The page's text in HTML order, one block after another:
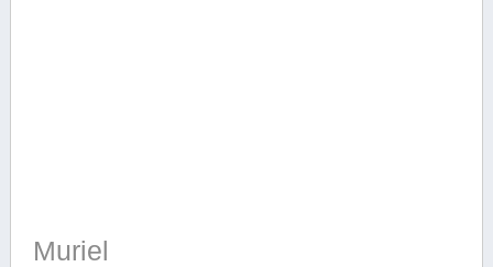
Muriel